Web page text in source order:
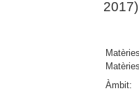
Àmbit: